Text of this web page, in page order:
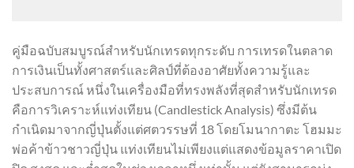
คู่มือฉบับสมบูรณ์สำหรับนักเทรดทุกระดับ การเทรดในตลาด
การเงินเป็นทั้งศาสตร์และศิลป์ที่ต้องอาศัยทั้งความรู้และ
ประสบการณ์ หนึ่งในเครื่องมือที่ทรงพลังที่สุดสำหรับนักเทรด
คือการวิเคราะห์แท่งเทียน (Candlestick Analysis) ซึ่งมีต้น
กำเนิดมาจากญี่ปุ่นตั้งแต่ศตวรรษที่ 18 โดยโมนากาตะ โฮมมะ
พ่อค้าข้าวชาวญี่ปุ่น แท่งเทียนไม่เพียงแต่แสดงข้อมูลราคาเปิด